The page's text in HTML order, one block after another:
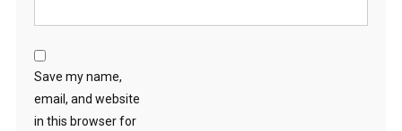
Save my name,
email, and website
in this browser for